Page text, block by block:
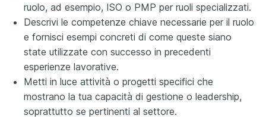
ruolo, ad esempio, ISO o PMP per ruoli specializzati.
Descrivi le competenze chiave necessarie per il ruolo
e fornisci esempi concreti di come queste siano
state utilizzate con successo in precedenti
esperienze lavorative.
Metti in luce attività o progetti specifici che
mostrano la tua capacità di gestione o leadership,
soprattutto se pertinenti al settore.